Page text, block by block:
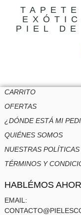
PIEL DE
CARRITO
OFERTAS
¿DÓNDE ESTÁ MI
QUIÉNES SOMOS
NUESTRAS POLÍTICAS
TÉRMINOS Y
HABLÉMOS
EMAIL: